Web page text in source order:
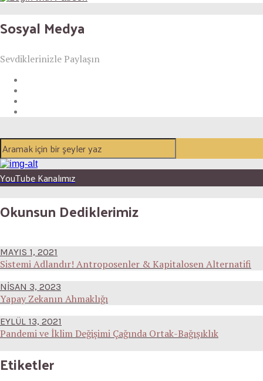
Sosyal Medya
Sevdiklerinizle Paylaşın
YouTube Kanalımız
Okunsun Dediklerimiz
MAYIS 1, 2021
Sistemi Adlandır! Antroposenler & Kapitalosen Alternatifi
NISAN 3, 2023
Yapay Zekanın Ahmaklığı
EYLÜL 13, 2021
Pandemi ve İklim Değişimi Çağında Ortak-Bağışıklık
Etiketler